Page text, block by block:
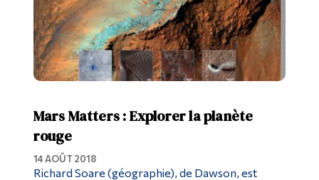
Mars Matters : Explorer la planète
rouge
14 AOÛT 2018
Richard Soare (géographie), de Dawson, est